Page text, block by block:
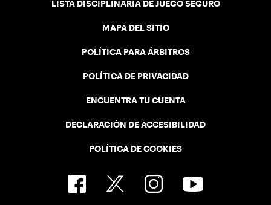
LISTA DISCIPLINARIA DE JUEGO SEGURO
MAPA DEL SITIO
POLÍTICA PARA ÁRBITROS
POLÍTICA DE PRIVACIDAD
ENCUENTRA TU CUENTA
DECLARACIÓN DE ACCESIBILIDAD
POLÍTICA DE COOKIES